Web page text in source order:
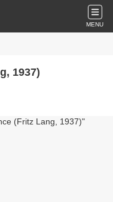
MENU
1937)